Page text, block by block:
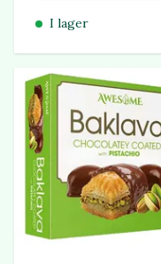
I lager